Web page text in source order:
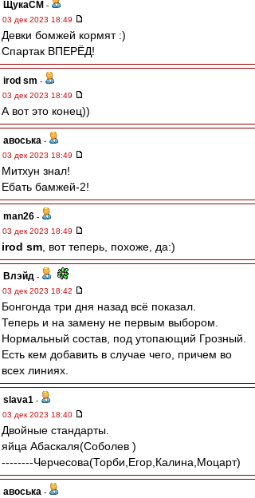
ЩукаСМ -
03 дек 2023 18:49
Девки бомжей кормят :)
Спартак ВПЕРЁД!
irod sm -
03 дек 2023 18:49
А вот это конец))
авоська -
03 дек 2023 18:49
Митхун знал!
Ебать бамжей-2!
man26 -
03 дек 2023 18:49
irod sm , вот теперь, похоже, да:)
Влэйд -
03 дек 2023 18:42
Бонгонда три дня назад всё показал.
Теперь и на замену не первым выбором.
Нормальный состав, под утопающий Грозный.
Есть кем добавить в случае чего, причем во
всех линиях.
slava1 -
03 дек 2023 18:40
Двойные стандарты.
яйца Абаскаля(Соболев )
‐-------Черчесова(Торби,Егор,Калина,Моцарт)
авоська -